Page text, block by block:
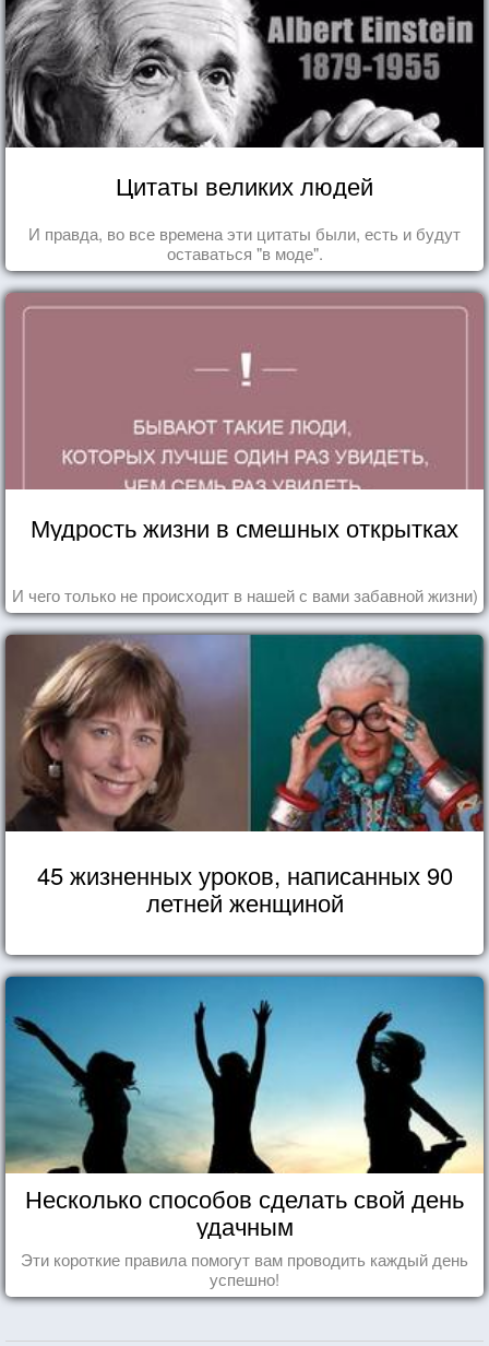
Цитаты великих людей
И правда, во все времена эти цитаты были, есть и будут
оставаться "в моде".
Мудрость жизни в смешных открытках
И чего только не происходит в нашей с вами забавной жизни)
45 жизненных уроков, написанных 90
летней женщиной
Несколько способов сделать свой день
удачным
Эти короткие правила помогут вам проводить каждый день
успешно!